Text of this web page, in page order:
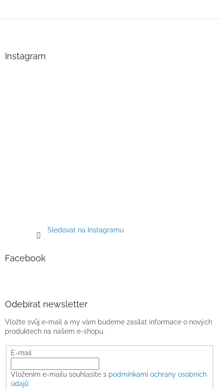
Instagram
Sledovat na Instagramu
Facebook
Odebírat newsletter
Vložte svůj e-mail a my vám budeme zasílat informace o nových
produktech na našem e-shopu.
E-mail
Vložením e-mailu souhlasíte s podmínkami ochrany osobních
údajů